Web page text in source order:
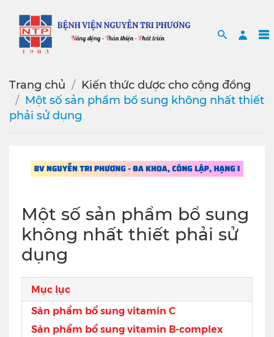
Search
Trang chủ
Kiến thức dược cho cộng đồng
Một số sản phẩm bổ sung không nhất thiết
phải sử dụng
Một số sản phẩm bổ sung
không nhất thiết phải sử
dụng
Mục lục
Sản phẩm bổ sung vitamin C
Sản phẩm bổ sung vitamin B-complex